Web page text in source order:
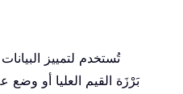
تُستخدم لتمييز
بَرْزَة القيم العليا أو وضع